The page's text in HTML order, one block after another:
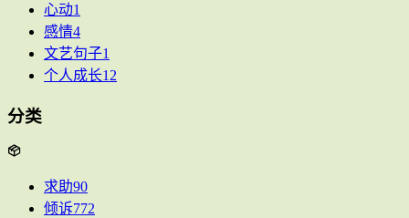
心动1
感情4
文艺句子1
个人成长12
分类
求助90
倾诉772